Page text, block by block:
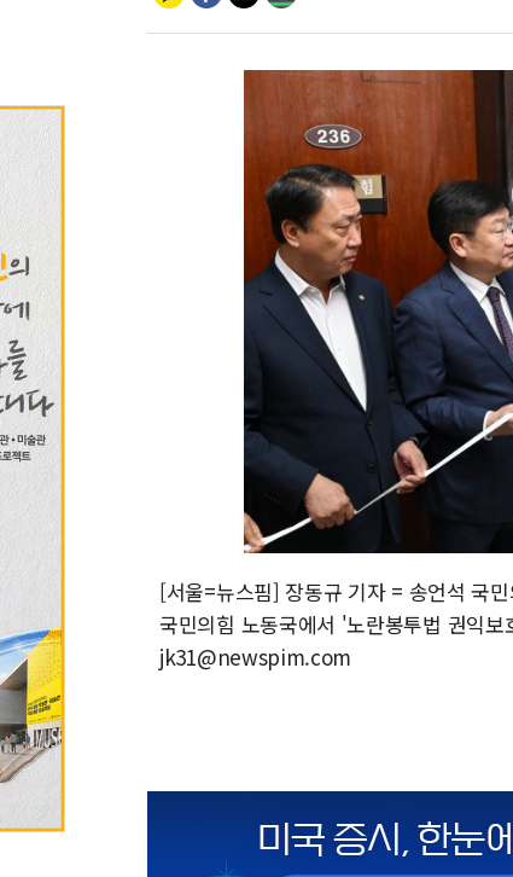
[서울=뉴스핌] 장동규 기자 = 송언석 국
국민의힘 노동국에서 '노란봉투법 권익
jk31@newspim.com